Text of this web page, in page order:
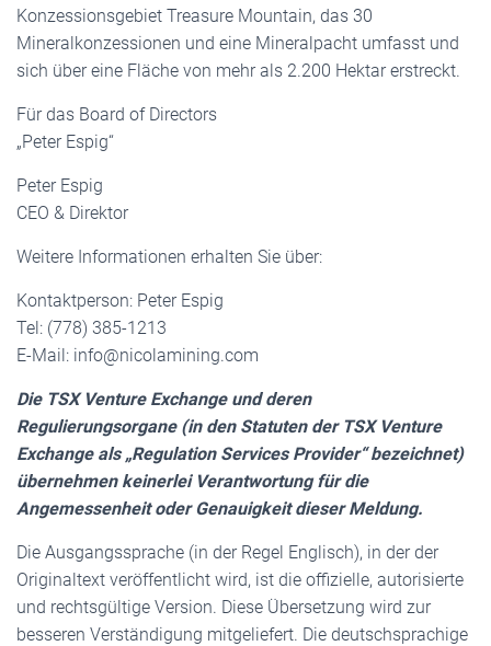
Konzessionsgebiet Treasure Mountain, das 30
Mineralkonzessionen und eine Mineralpacht umfasst und
sich über eine Fläche von mehr als 2.200 Hektar erstreckt.
Für das Board of Directors
„Peter Espig“
Peter Espig
CEO & Direktor
Weitere Informationen erhalten Sie über:
Kontaktperson: Peter Espig
Tel: (778) 385-1213
E-Mail: info@nicolamining.com
Die TSX Venture Exchange und deren
Regulierungsorgane (in den Statuten der TSX Venture
Exchange als „Regulation Services Provider“ bezeichnet)
übernehmen keinerlei Verantwortung für die
Angemessenheit oder Genauigkeit dieser Meldung.
Die Ausgangssprache (in der Regel Englisch), in der der
Originaltext veröffentlicht wird, ist die offizielle, autorisierte
und rechtsgültige Version. Diese Übersetzung wird zur
besseren Verständigung mitgeliefert. Die deutschsprachige